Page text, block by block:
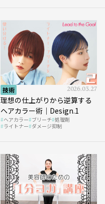
技術 2026.03.27
理想の仕上がりから逆算する
ヘアカラー術｜Design.1
ヘアカラー ブリーチ 処理剤
ライトナー ダメージ抑制